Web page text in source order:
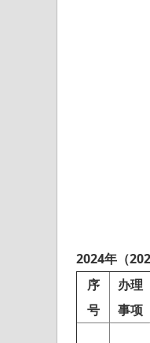
2024年（
序
号
办理
事项